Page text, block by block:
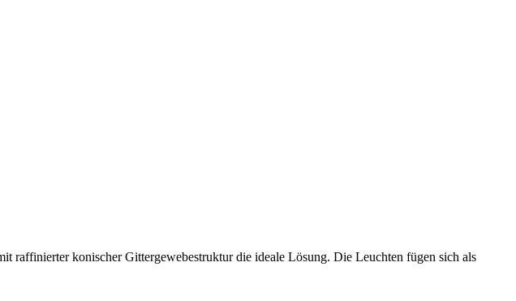
raffinierter konischer Gittergewebestruktur die ideale Lösung. Die Leuchten fügen sich als